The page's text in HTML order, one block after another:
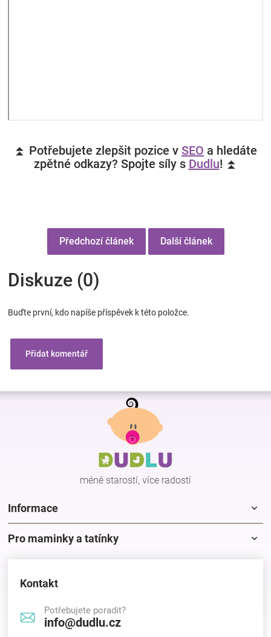
⏫ Potřebujete zlepšit pozice v SEO a hledáte
zpětné odkazy? Spojte síly s Dudlu! ⏫
Předchozí článek Další článek
Diskuze (0)
Buďte první, kdo napíše příspěvek k této položce.
Přidat komentář
Z
méně starostí, více radostí
Informace
Pro maminky a tatínky
Kontakt
Potřebujete poradit?
info@dudlu.cz